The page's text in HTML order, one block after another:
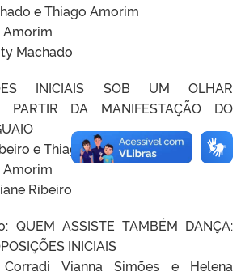
e Thiago Amorim
Amorim
Machado
INICIAIS SOB UM OLHAR
PARTIR DA MANIFESTAÇÃO DO
e Thiago Amorim
Amorim
Ribeiro
ASSISTE TAMBÉM DANÇA:
INICIAIS
Vianna Simões e Helena